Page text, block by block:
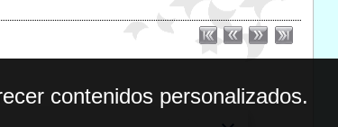
contenidos personalizados.